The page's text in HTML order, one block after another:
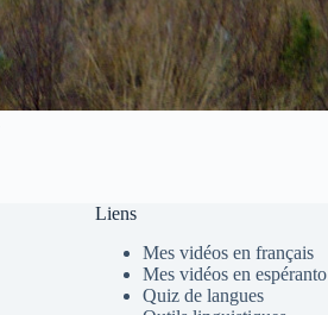
Liens
Mes vidéos en français
Mes vidéos en espéranto
Quiz de langues